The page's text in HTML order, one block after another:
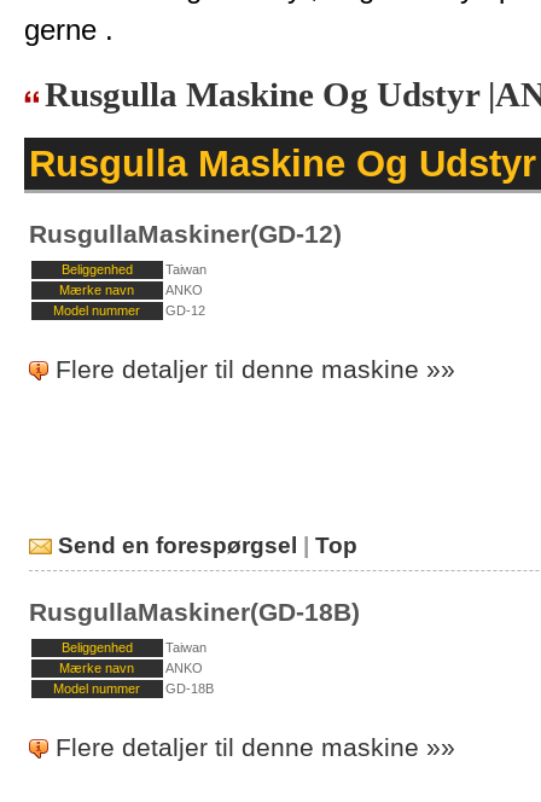
gerne .
Rusgulla Maskine Og Udstyr
Rusgulla Maskine Og Udstyr
RusgullaMaskiner(GD-12)
Beliggenhed
Taiwan
Mærke navn
ANKO
Model nummer
GD-12
Flere detaljer til denne maskine »»
Send en forespørgsel | Top
RusgullaMaskiner(GD-18B)
Beliggenhed
Taiwan
Mærke navn
ANKO
Model nummer
GD-18B
Flere detaljer til denne maskine »»